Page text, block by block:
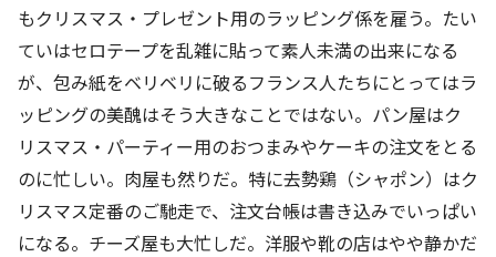
もクリスマス・プレゼント用のラッピング係を雇う。たい
ていはセロテープを乱雑に貼って素人未満の出来になる
が、包み紙をベリベリに破るフランス人たちにとってはラ
ッピングの美醜はそう大きなことではない。パン屋はク
リスマス・パーティー用のおつまみやケーキの注文をとる
のに忙しい。肉屋も然りだ。特に去勢鶏（シャポン）はク
リスマス定番のご馳走で、注文台帳は書き込みでいっぱい
になる。チーズ屋も大忙しだ。洋服や靴の店はやや静かだ